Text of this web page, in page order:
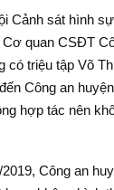
Cảnh sát hình
Cơ quan CSĐT
có triệu tập Võ
Công an
hợp tác nên
Công an